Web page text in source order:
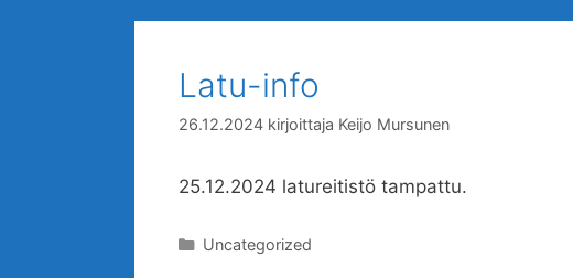
Latu-info
26.12.2024 kirjoittaja Keijo Mursunen
25.12.2024 latureitistö tampattu.
Kategoriat
Uncategorized